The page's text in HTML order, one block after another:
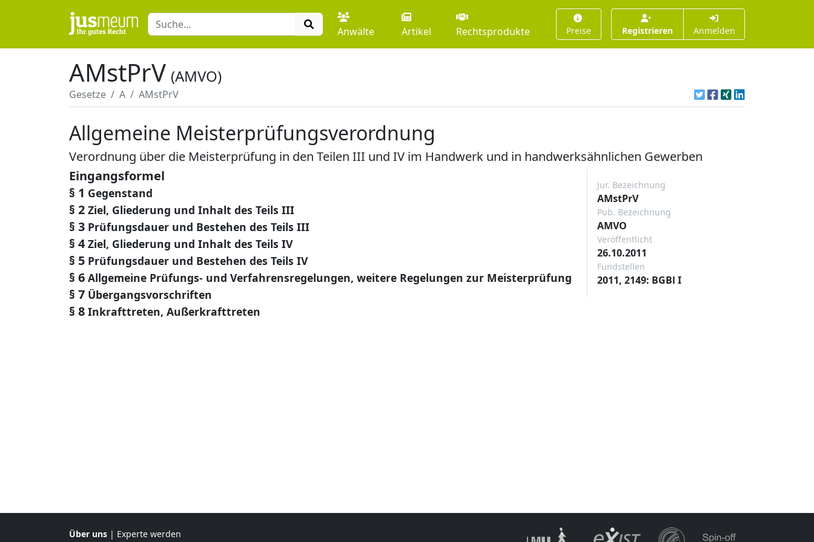
Anwälte Artikel Rechtsprodukte Preise Registrieren Anmelden
AMstPrV (AMVO)
Gesetze A AMstPrV
Allgemeine Meisterprüfungsverordnung
Verordnung über die Meisterprüfung in den Teilen III und IV im Handwerk und in handwerksähnlichen Gewerben
Eingangsformel
§ 1 Gegenstand
§ 2 Ziel, Gliederung und Inhalt des Teils III
§ 3 Prüfungsdauer und Bestehen des Teils III
§ 4 Ziel, Gliederung und Inhalt des Teils IV
§ 5 Prüfungsdauer und Bestehen des Teils IV
§ 6 Allgemeine Prüfungs- und Verfahrensregelungen, weitere Regelungen zur Meisterprüfung
§ 7 Übergangsvorschriften
§ 8 Inkrafttreten, Außerkrafttreten
Jur. Bezeichnung
AMstPrV
Pub. Bezeichnung
AMVO
Veröffentlicht
26.10.2011
Fundstellen
2011, 2149: BGBl I
Über uns | Experte werden